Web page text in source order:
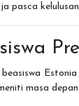
pasca kelulusan
masa